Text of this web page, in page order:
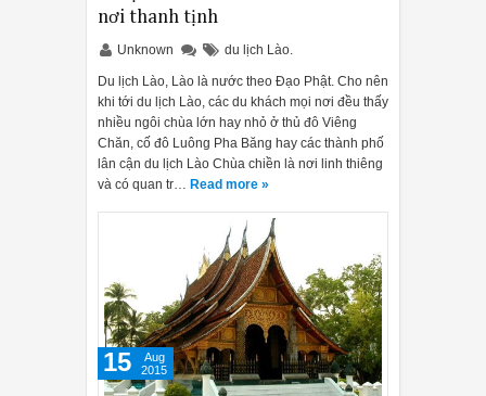
có bằng thép không gỉ, trắng hoặc đen. Họ cũng cung cấp
Mỗi mô hình cũng có cùng một loạt các chu kỳ: nặng, tự
rửa bát Bosch Serie 8 Zeolith Perfect Dry
có tên Zeolith PerfectDry là điều đặc biệt đáng nói nhất
hoàn toàn được sấy khô. Khí nóng được sử dụng lại do đó giúp
11:01 AM
máy rửa bát? Bài viết dưới đây
đặt máy rửa bát sao cho phù hợp nhất
nơi thanh tịnh
Unknown du lịch Lào.
Du lịch Lào, Lào là nước theo Đạo Phật. Cho nên
khi tới du lịch Lào, các du khách mọi nơi đều thấy
nhiều ngôi chùa lớn hay nhỏ ở thủ đô Viêng
Chăn, cố đô Luông Pha Băng hay các thành phố
lân cận du lịch Lào Chùa chiền là nơi linh thiêng
và có quan tr…
Read more »
15
Aug
2015